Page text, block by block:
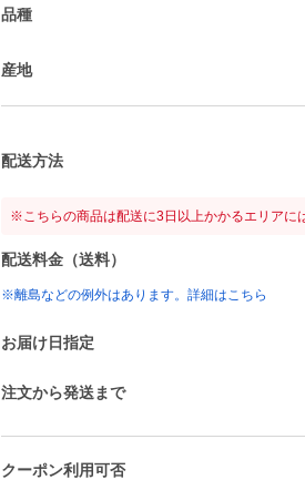
品種
産地
配送方法
※こちらの商品は配送に3日以上かかるエリアに
配送料金（送料）
※離島などの例外はあります。詳細はこちら
お届け日指定
注文から発送まで
クーポン利用可否